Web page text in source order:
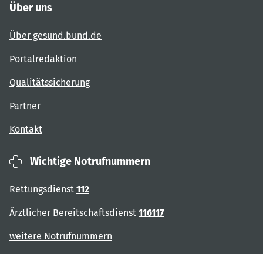
Über uns
Über gesund.bund.de
Portalredaktion
Qualitätssicherung
Partner
Kontakt
Wichtige Notrufnummern
Rettungsdienst 112
Ärztlicher Bereitschaftsdienst 116117
weitere Notrufnummern